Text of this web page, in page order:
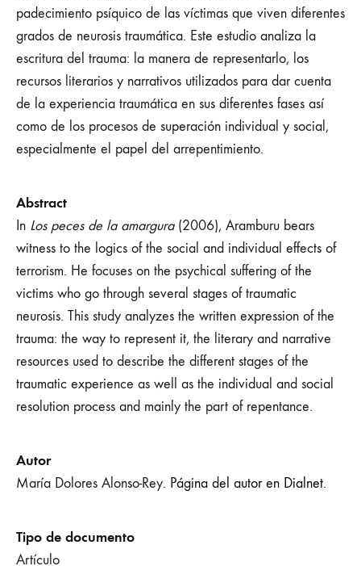
padecimiento psíquico de las víctimas que viven diferentes
grados de neurosis traumática. Este estudio analiza la
escritura del trauma: la manera de representarlo, los
recursos literarios y narrativos utilizados para dar cuenta
de la experiencia traumática en sus diferentes fases así
como de los procesos de superación individual y social,
especialmente el papel del arrepentimiento.
Abstract
In Los peces de la amargura(2006), Aramburu bears
witness to the logics of the social and individual effects of
terrorism. He focuses on the psychical suffering of the
victims who go through several stages of traumatic
neurosis. This study analyzes the written expression of the
trauma: the way to represent it, the literary and narrative
resources used to describe the different stages of the
traumatic experience as well as the individual and social
resolution process and mainly the part of repentance.
Autor
María Dolores Alonso-Rey. Página del autor en Dialnet.
Tipo de documento
Artículo